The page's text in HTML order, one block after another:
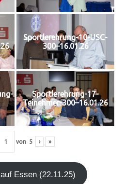
Sportlerehrung-10-USC-
300–16.01.26
Sportlerehrung-17-
Teinehmer-300–16.01.26
von 5 › »
Essen (22.11.25)